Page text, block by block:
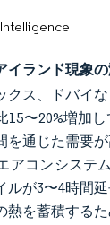
イランド現象
クス、ドバイ
15〜20%増加
を通じた需要
アコンシステ
ルが3〜4時間
熱を蓄積する